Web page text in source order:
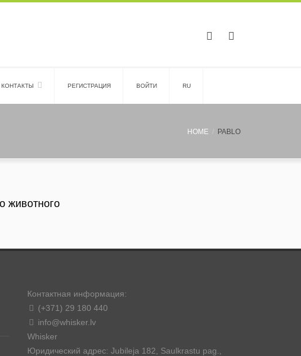
КОНТАКТЫ PЕГИСТРАЦИЯ ВОЙТИ RU
HOME PABLO
животного
Контактная информация:
(+371) 29 180 440
info@whisker.lv
Whisker
Юридический адрес: Jubileja 182, Saulkrastu pag.,